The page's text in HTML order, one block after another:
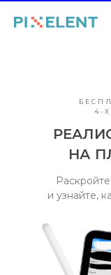
4-
НА
и узнайте,